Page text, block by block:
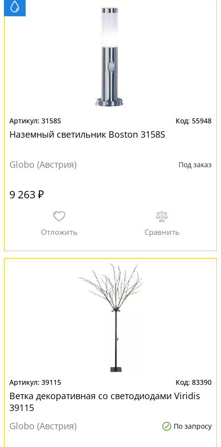
3158S 55948
Наземный светильник Boston 3158S
Globo (Австрия) Под заказ
9 263 ₽
39115 83390
Ветка декоративная со светодиодами Viridis
39115
Globo (Австрия)
По запросу